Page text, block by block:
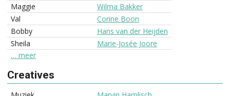
Maggie
Wilma Bakker
Val
Corine Boon
Bobby
Hans van der Heijden
Sheila
Marie-Josée Joore
… meer
Creatives